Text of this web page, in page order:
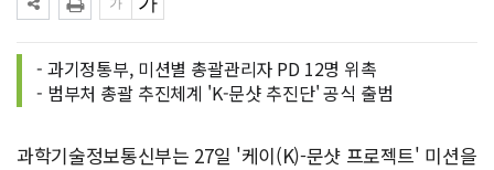
- 과기정통부, 미션별 총괄관리자 PD 12명 위촉
- 범부처 총괄 추진체계 'K-문샷 추진단' 공식 출범
과학기술정보통신부는 27일 '케이(K)-문샷 프로젝트' 미션을